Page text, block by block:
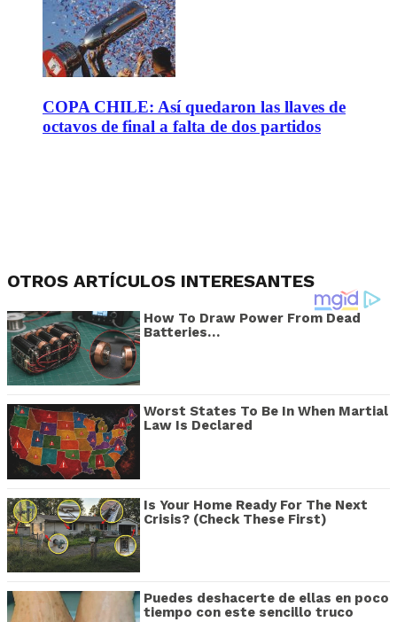
COPA CHILE: Así quedaron las llaves de
octavos de final a falta de dos partidos
OTROS ARTÍCULOS INTERESANTES
How To Draw Power From Dead
Batteries…
Worst States To Be In When Martial
Law Is Declared
Is Your Home Ready For The Next
Crisis? (Check These First)
Puedes deshacerte de ellas en poco
tiempo con este sencillo truco